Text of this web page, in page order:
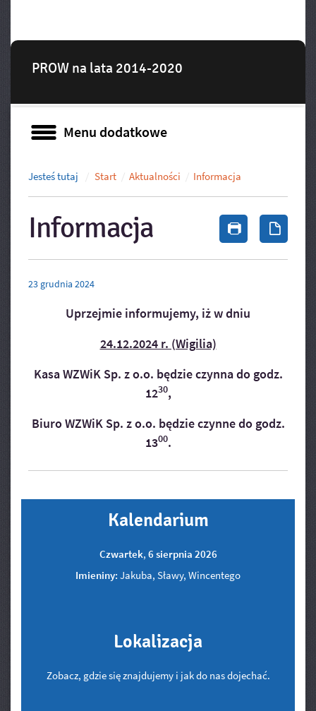
PROW na lata 2014-2020
Menu dodatkowe
Menu dodatkowe
Jesteś tutaj Start Aktualności Informacja
Informacja
23 grudnia 2024
Drukuj
Uprzejmie informujemy, iż w dniu
24.12.2024 r. (Wigilia)
Kasa WZWiK Sp. z o.o. będzie czynna do godz.
1230,
Biuro WZWiK Sp. z o.o. będzie czynne do godz.
1300.
Kalendarium
Czwartek, 6 sierpnia 2026
Imieniny: Jakuba, Sławy, Wincentego
Lokalizacja
Zobacz, gdzie się znajdujemy i jak do nas dojechać.